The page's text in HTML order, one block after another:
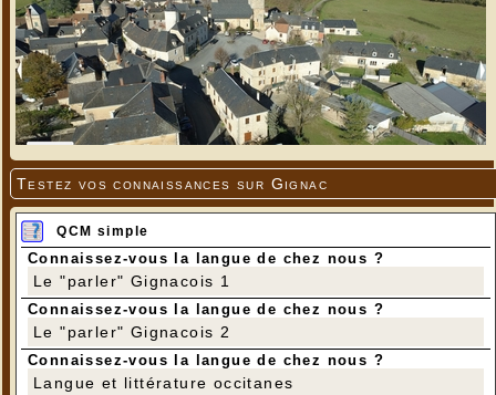
Testez vos connaissances sur Gignac
QCM simple
Connaissez-vous la langue de chez nous ?
Le "parler" Gignacois 1
Connaissez-vous la langue de chez nous ?
Le "parler" Gignacois 2
Connaissez-vous la langue de chez nous ?
Langue et littérature occitanes